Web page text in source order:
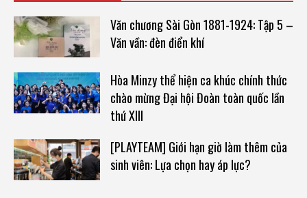
Văn chương Sài Gòn 1881-1924: Tập 5 –
Văn vần: đèn điển khí
Hòa Minzy thể hiện ca khúc chính thức
chào mừng Đại hội Đoàn toàn quốc lần
thứ XIII
[PLAYTEAM] Giới hạn giờ làm thêm của
sinh viên: Lựa chọn hay áp lực?